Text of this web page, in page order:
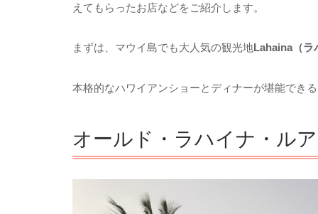
えてもらったお店などをご紹介します。
まずは、マウイ島でも大人気の観光地Lahaina（ラ
本格的なハワイアンショーとディナーが堪能でき
オールド・ラハイナ・ル